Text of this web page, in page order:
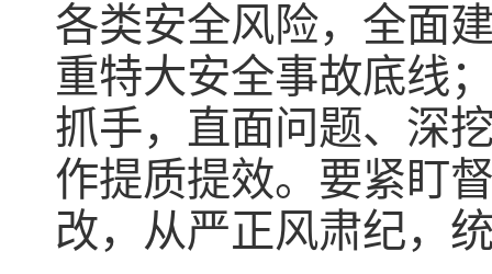
各类安全风险，全面
重特大安全事故底线
抓手，直面问题、深
作提质提效。要紧盯
改，从严正风肃纪，